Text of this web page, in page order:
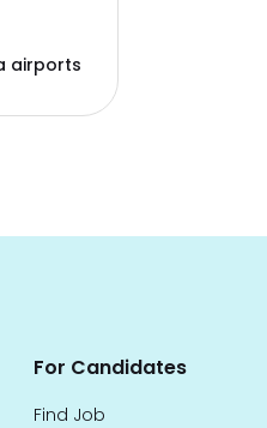
airports
For Candidates
Find Job